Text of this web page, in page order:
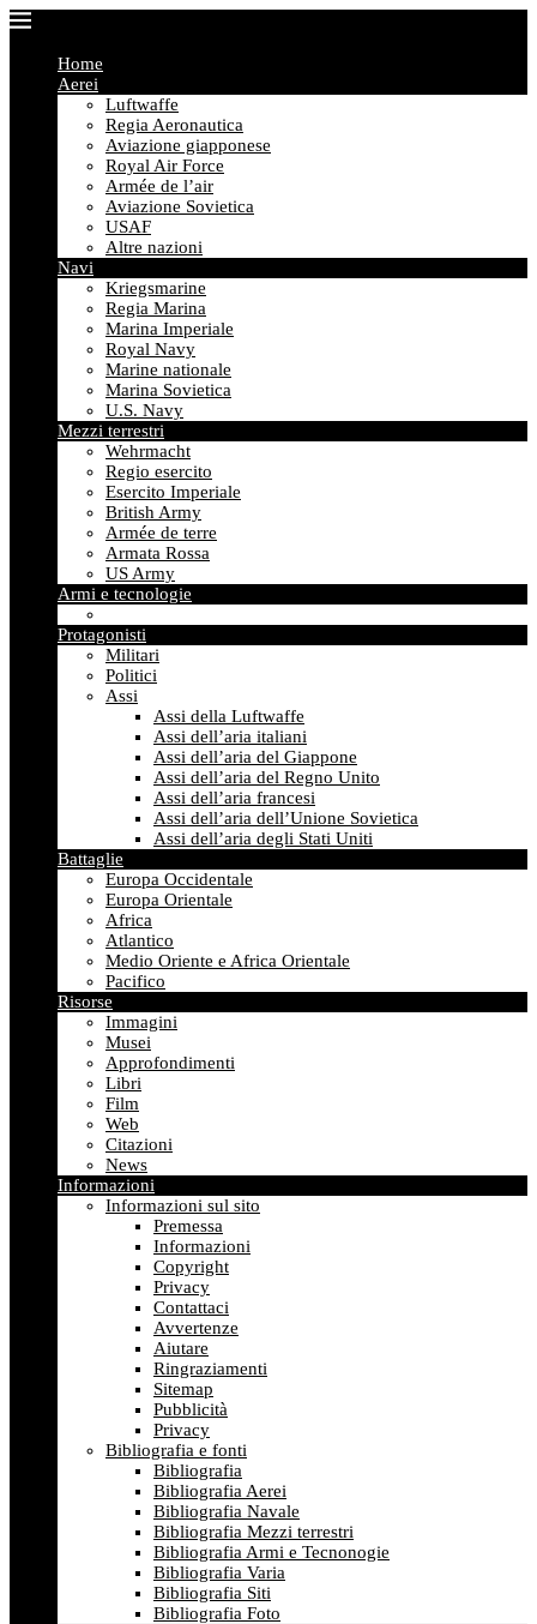
Home
Aerei
Luftwaffe
Regia Aeronautica
Aviazione giapponese
Royal Air Force
Armée de l’air
Aviazione Sovietica
USAF
Altre nazioni
Navi
Kriegsmarine
Regia Marina
Marina Imperiale
Royal Navy
Marine nationale
Marina Sovietica
U.S. Navy
Mezzi terrestri
Wehrmacht
Regio esercito
Esercito Imperiale
British Army
Armée de terre
Armata Rossa
US Army
Armi e tecnologie
Protagonisti
Militari
Politici
Assi
Assi della Luftwaffe
Assi dell’aria italiani
Assi dell’aria del Giappone
Assi dell’aria del Regno Unito
Assi dell’aria francesi
Assi dell’aria dell’Unione Sovietica
Assi dell’aria degli Stati Uniti
Battaglie
Europa Occidentale
Europa Orientale
Africa
Atlantico
Medio Oriente e Africa Orientale
Pacifico
Risorse
Immagini
Musei
Approfondimenti
Libri
Film
Web
Citazioni
News
Informazioni
Informazioni sul sito
Premessa
Informazioni
Copyright
Privacy
Contattaci
Avvertenze
Aiutare
Ringraziamenti
Sitemap
Pubblicità
Privacy
Bibliografia e fonti
Bibliografia
Bibliografia Aerei
Bibliografia Navale
Bibliografia Mezzi terrestri
Bibliografia Armi e Tecnonogie
Bibliografia Varia
Bibliografia Siti
Bibliografia Foto